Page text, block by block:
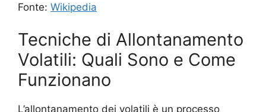
Fonte: Wikipedia
Tecniche di Allontanamento
Volatili: Quali Sono e Come
Funzionano
L’allontanamento dei volatili è un processo